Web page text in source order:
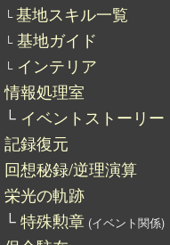
└基地スキル一覧
└ 基地ガイド
└ インテリア
情報処理室
└ イベントストーリー
記録復元
回想秘録/逆理演算
栄光の軌跡
└特殊勲章 (イベント関係)